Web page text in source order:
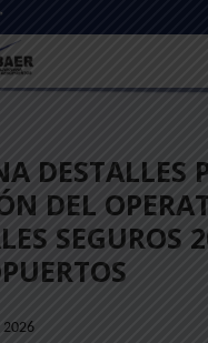
DESTALLES
DEL
SEGUROS
2026